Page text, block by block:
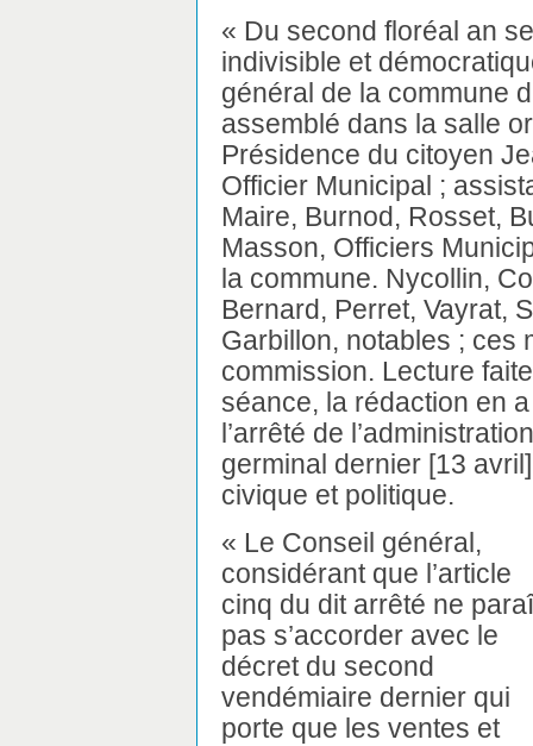
« Du second floréal an
indivisible et
général de la commune
assemblé dans la salle
Présidence du citoyen
Officier Municipal ;
Maire, Burnod, Rosset,
Masson, Officiers
la commune. Nycollin,
Bernard, Perret, Vayrat,
Garbillon, notables ; ces
commission. Lecture
séance, la rédaction en
l’arrêté de
germinal dernier [13
civique et politique.
« Le Conseil général,
considérant que l’article
cinq du dit arrêté ne
pas s’accorder avec le
décret du second
vendémiaire dernier qui
porte que les ventes et